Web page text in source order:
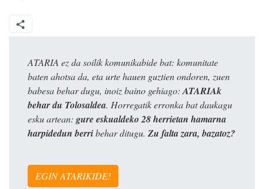
ATARIA ez da soilik komunikabide bat: komunitate
baten ahotsa da, eta urte hauen guztien ondoren, zuen
babesa behar dugu, inoiz baino gehiago: ATARIAk
behar du Tolosaldea. Horregatik erronka bat daukagu
esku artean: gure eskualdeko 28 herrietan hamarna
harpidedun berribehar ditugu. Zu falta zara, bazatoz?
EGIN ATARIKIDE!